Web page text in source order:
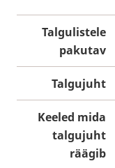
Talgulistele
pakutav
Talgujuht
Keeled mida
talgujuht
räägib